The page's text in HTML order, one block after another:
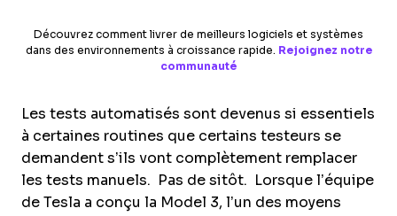
Découvrez comment livrer de meilleurs logiciels et systèmes
dans des environnements à croissance rapide. Rejoignez notre
communauté
Les tests automatisés sont devenus si essentiels
à certaines routines que certains testeurs se
demandent s’ils vont complètement remplacer
les tests manuels. Pas de sitôt. Lorsque l’équipe
de Tesla a conçu la Model 3, l’un des moyens